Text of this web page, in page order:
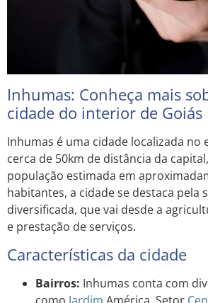
Inhumas: Conheça mais
cidade do interior de Goiás
Inhumas é uma cidade localizada no
cerca de 50km de distância da capital,
população estimada em
habitantes, a cidade se destaca pela
diversificada, que vai desde a
e prestação de serviços.
Características da cidade
Bairros: Inhumas conta com